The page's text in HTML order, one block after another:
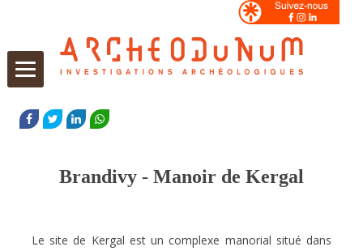
FACEBOOK
TWITTERLINKEDIN
Brandivy - Manoir de Kergal
Le site de Kergal est un complexe manorial situé dans